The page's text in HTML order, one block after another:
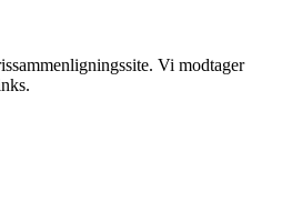
Vi modtager